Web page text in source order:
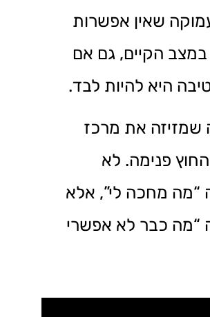
שאין אפשרות
הקיים, גם אם
היא להיות לבד.
שמזיזה את מרכז
פנימה. לא
מחכה לי”, אלא
“מה כבר לא אפשרי